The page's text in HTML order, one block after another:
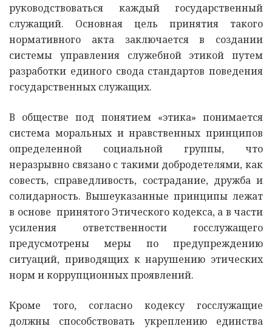
руководствоваться каждый государственный
служащий. Основная цель принятия такого
нормативного акта заключается в создании
системы управления служебной этикой путем
разработки единого свода стандартов поведения
государственных служащих.
В обществе под понятием «этика» понимается
система моральных и нравственных принципов
определенной социальной группы, что
неразрывно связано с такими добродетелями, как
совесть, справедливость, сострадание, дружба и
солидарность. Вышеуказанные принципы лежат
в основе принятого Этического кодекса, а в части
усиления ответственности госслужащего
предусмотрены меры по предупреждению
ситуаций, приводящих к нарушению этических
норм и коррупционных проявлений.
Кроме того, согласно кодексу госслужащие
должны способствовать укреплению единства